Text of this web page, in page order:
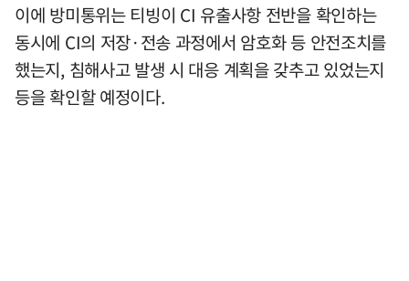
이에 방미통위는 티빙이 CI 유출사항 전반을 확인하는
동시에 CI의 저장·전송 과정에서 암호화 등 안전조치를
했는지, 침해사고 발생 시 대응 계획을 갖추고 있었는지
등을 확인할 예정이다.